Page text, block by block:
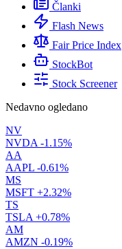
Članki
Flash News
Fair Price Index
StockBot
Stock Screener
Nedavno ogledano
NV
NVDA -1.15%
AA
AAPL -0.61%
MS
MSFT +2.32%
TS
TSLA +0.78%
AM
AMZN -0.19%